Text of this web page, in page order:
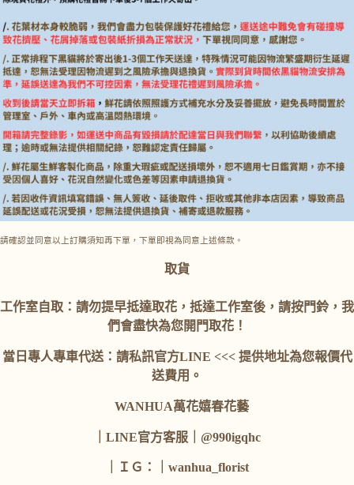
請確認並同意以上訂購須知再下單，下單即視為同意上述條款。
取貨
工作室自取： 請勿提早抵達取花，抵達工作室後，請按門鈴，我
們會盡快為您開門取花！
當日專人專車代送： 請私訊官方LINE <<< 提供地址為您報價代
送費用。
WANHUA萬花嬉春花藝
｜LINE官方客服｜@990igqhc
｜ＩＧ：｜wanhua_florist